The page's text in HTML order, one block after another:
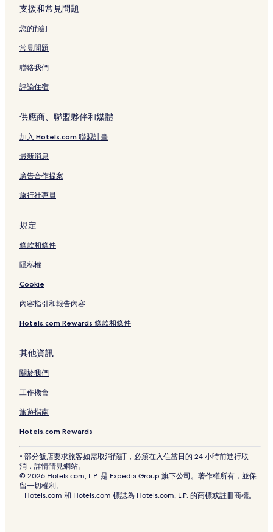
支援和常見問題
您的預訂
常見問題
聯絡我們
評論住宿
供應商、聯盟夥伴和媒體
加入 Hotels.com 聯盟計畫
最新消息
廣告合作提案
旅行社專員
規定
條款和條件
隱私權
Cookie
內容指引和報告內容
Hotels.com Rewards 條款和條件
其他資訊
關於我們
工作機會
旅遊指南
Hotels.com Rewards
* 部分飯店要求旅客如需取消預訂，必須在入住當日的 24 小時前進行取
消，詳情請見網站。
© 2026 Hotels.com, L.P. 是 Expedia Group 旗下公司。著作權所有，並保
留一切權利。
Hotels.com 和 Hotels.com 標誌為 Hotels.com, L.P. 的商標或註冊商標。